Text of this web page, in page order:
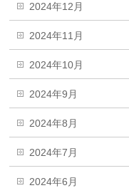
2024年12月
2024年11月
2024年10月
2024年9月
2024年8月
2024年7月
2024年6月